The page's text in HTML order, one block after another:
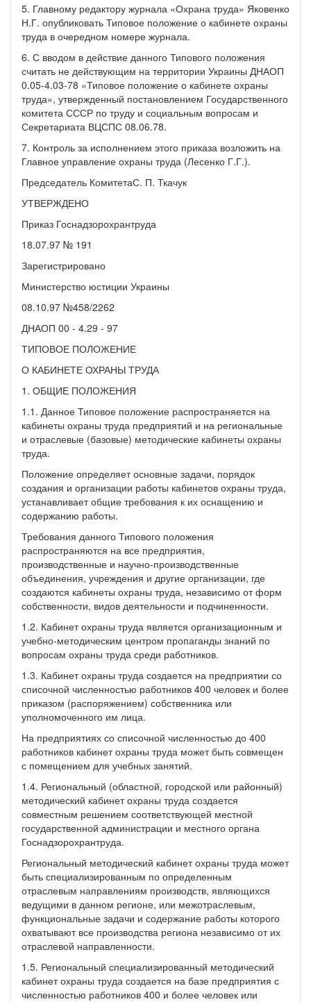
5. Главному редактору журнала «Охрана труда» Яковенко
Н.Г. опубликовать Типовое положение о кабинете охраны
труда в очередном номере журнала.
6. С вводом в действие данного Типового положения
считать не действующим на территории Украины ДНАОП
0.05-4.03-78 «Типовое положение о кабинете охраны
труда», утвержденный постановлением Государственного
комитета СССР по труду и социальным вопросам и
Секретариата ВЦСПС 08.06.78.
7. Контроль за исполнением этого приказа возложить на
Главное управление охраны труда (Лесенко Г.Г.).
Председатель КомитетаС. П. Ткачук
УТВЕРЖДЕНО
Приказ Госнадзорохрантруда
18.07.97 № 191
Зарегистрировано
Министерство юстиции Украины
08.10.97 №458/2262
ДНАОП 00 - 4.29 - 97
ТИПОВОЕ ПОЛОЖЕНИЕ
О КАБИНЕТЕ ОХРАНЫ ТРУДА
1. ОБЩИЕ ПОЛОЖЕНИЯ
1.1. Данное Типовое положение распространяется на
кабинеты охраны труда предприятий и на региональные
и отраслевые (базовые) методические кабинеты охраны
труда.
Положение определяет основные задачи, порядок
создания и организации работы кабинетов охраны труда,
устанавливает общие требования к их оснащению и
содержанию работы.
Требования данного Типового положения
распространяются на все предприятия,
производственные и научно-производственные
объединения, учреждения и другие организации, где
создаются кабинеты охраны труда, независимо от форм
собственности, видов деятельности и подчиненности.
1.2. Кабинет охраны труда является организационным и
учебно-методическим центром пропаганды знаний по
вопросам охраны труда среди работников.
1.3. Кабинет охраны труда создается на предприятии со
списочной численностью работников 400 человек и более
приказом (распоряжением) собственника или
уполномоченного им лица.
На предприятиях со списочной численностью до 400
работников кабинет охраны труда может быть совмещен
с помещением для учебных занятий.
1.4. Региональный (областной, городской или районный)
методический кабинет охраны труда создается
совместным решением соответствующей местной
государственной администрации и местного органа
Госнадзорохрантруда.
Региональный методический кабинет охраны труда может
быть специализированным по определенным
отраслевым направлениям производств, являющихся
ведущими в данном регионе, или межотраслевым,
функциональные задачи и содержание работы которого
охватывают все производства региона независимо от их
отраслевой направленности.
1.5. Региональный специализированный методический
кабинет охраны труда создается на базе предприятия с
численностью работников 400 и более человек или